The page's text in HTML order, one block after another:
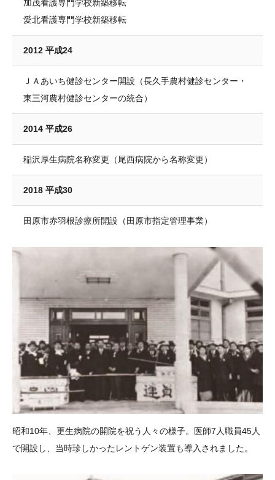
加茂看護専門学校新築移転
愛北看護専門学校新築移転
2012 平成24
ＪＡあいち健診センター開設（長久手農村健診センター・
東三河農村健診センターの統合）
2014 平成26
稲沢厚生病院名称変更（尾西病院から名称変更）
2018 平成30
田原市赤羽根診療所開設（田原市指定管理事業）
昭和10年、更生病院の開院を祝う人々の様子。医師7人職員45人
で開設し、当時珍しかったレントゲン装置も導入されました。